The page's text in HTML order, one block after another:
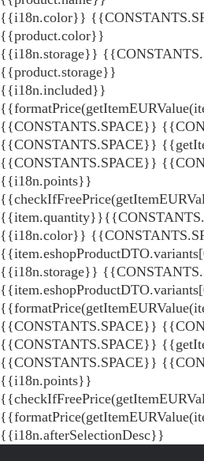
{{i18n.color}}
{{product.color}}
{{i18n.storage}}
{{product.storage}}
{{i18n.included}}
{{CONSTANTS.SPACE}}
{{CONSTANTS.SPACE}}
{{CONSTANTS.SPACE}}
{{i18n.points}}
{{i18n.color}}
{{i18n.storage}}
{{CONSTANTS.SPACE}}
{{CONSTANTS.SPACE}}
{{CONSTANTS.SPACE}}
{{i18n.points}}
{{i18n.afterSelectionDesc}}